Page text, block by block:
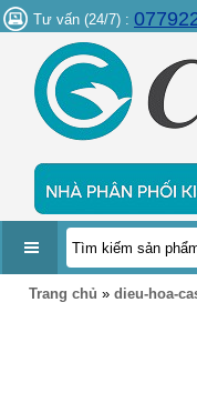
Tư vấn (24/7) :
DANH
Trang chủ » dieu-hoa-